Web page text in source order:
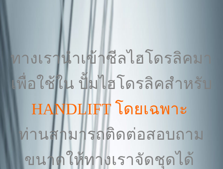
ทางเรานำเข้าซีลไฮโดรลิคมา
เพื่อใช้ใน ปั้มไฮโดรลิคสำหรับ
HANDLIFT โดยเฉพาะ
ท่านสามารถติดต่อสอบถาม
ขนาดให้ทางเราจัดชุดได้